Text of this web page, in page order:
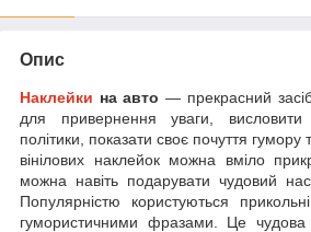
Опис
Наклейки на авто— прекрасний
для привернення уваги,
політики, показати своє почуття
вінілових наклейок можна вміло
можна навіть подарувати чудовий
Популярністю користуються
гумористичними фразами. Це чудова